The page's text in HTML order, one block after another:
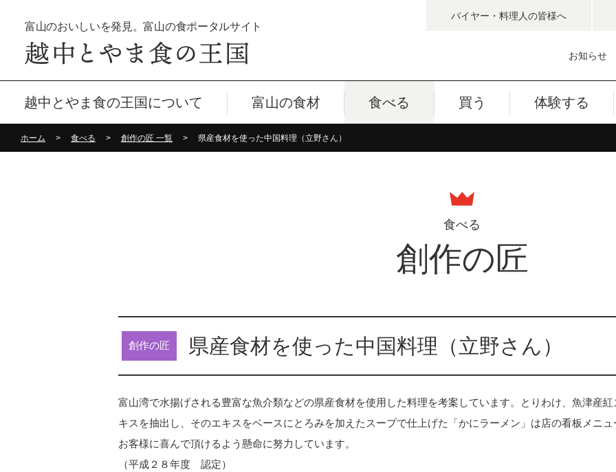
富山のおいしいを発見。富山の食ポータルサイト
バイヤー・料理人の皆様へ
お知らせ
越中とやま食の王国について 富山の食材 食べる 買う 体験する
ホーム 食べる 創作の匠 一覧 県産食材を使った中国料理（立野さん）
食べる
創作の匠
創作の匠 県産食材を使った中国料理（立野さん）
富山湾で水揚げされる豊富な魚介類などの県産食材を使用した料理を考案しています。とりわけ、魚津産
キスを抽出し、そのエキスをベースにとろみを加えたスープで仕上げた「かにラーメン」は店の看板メニュ
お客様に喜んで頂けるよう懸命に努力しています。
（平成２８年度 認定）